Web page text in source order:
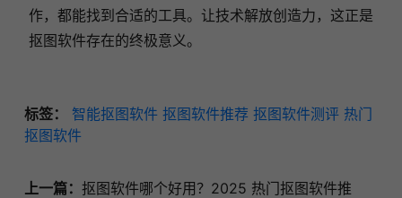
作，都能找到合适的工具。让技术解放创造力，这正是
抠图软件存在的终极意义。
标签： 智能抠图软件 抠图软件推荐 抠图软件测评 热门
抠图软件
上一篇： 抠图软件哪个好用？2025 热门抠图软件推